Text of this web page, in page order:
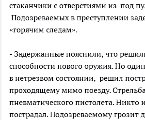
стаканчики с отверстиями из-под
Подозреваемых в преступлении
«горячим следам».
- Задержанные пояснили, что
способности нового оружия. Но
в нетрезвом состоянии, решил
проходящему мимо поезду.
пневматического пистолета. Никто
пострадал. Подозреваемому грозит